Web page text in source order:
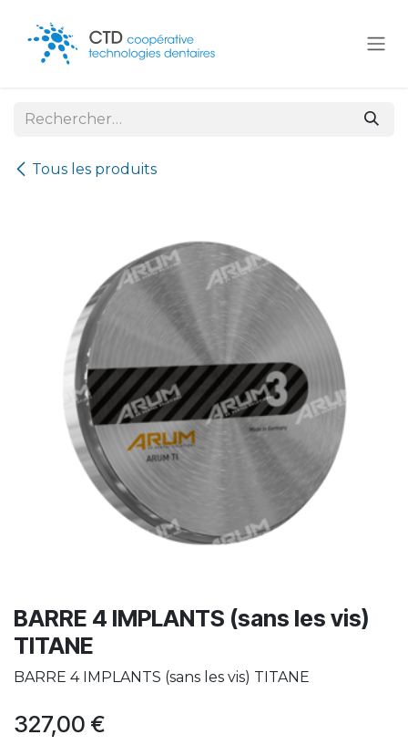
Tous les produits
BARRE 4 IMPLANTS (sans les vis)
TITANE
BARRE 4 IMPLANTS (sans les vis) TITANE
327,00 €